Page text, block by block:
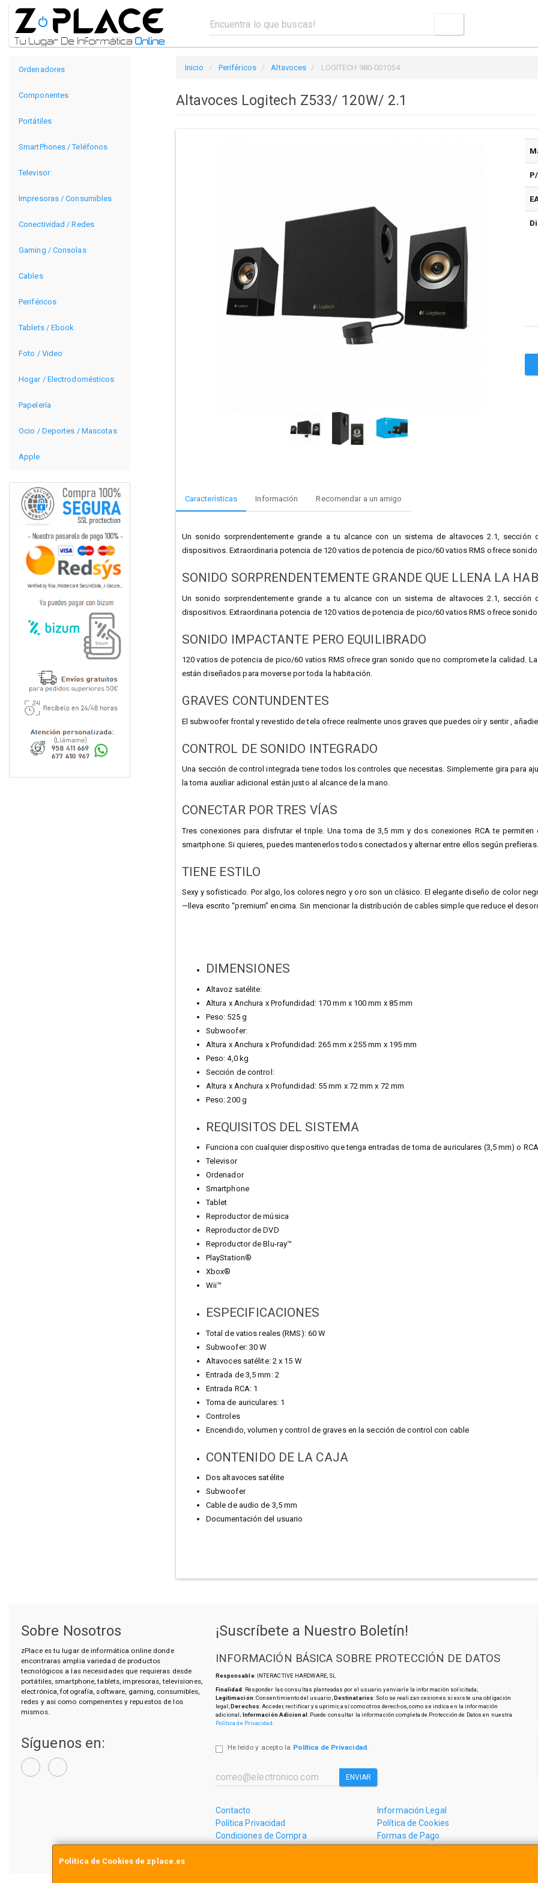
Ordenadores
Componentes
Portátiles
SmartPhones / Teléfonos
Televisor
Impresoras / Consumibles
Conectividad / Redes
Gaming / Consolas
Cables
Periféricos
Tablets / Ebook
Foto / Video
Hogar / Electrodomésticos
Papelería
Ocio / Deportes / Mascotas
Apple
Inicio Periféricos Altavoces LOGITECH 980-001054
Altavoces Logitech Z533/ 120W/ 2.1
Características Información Recomendar a un amigo
Un sonido sorprendentemente grande a tu alcance con un sistema de altavoces 2.1,
dispositivos. Extraordinaria potencia de 120 vatios de potencia de pico/60 vatios RMS ofrece
SONIDO SORPRENDENTEMENTE GRANDE QUE LLENA LA
Un sonido sorprendentemente grande a tu alcance con un sistema de altavoces 2.1,
dispositivos. Extraordinaria potencia de 120 vatios de potencia de pico/60 vatios RMS ofrece
SONIDO IMPACTANTE PERO EQUILIBRADO
120 vatios de potencia de pico/60 vatios RMS ofrece gran sonido que no compromete la calidad.
están diseñados para moverse por toda la habitación.
GRAVES CONTUNDENTES
El subwoofer frontal y revestido de tela ofrece realmente unos graves que puedes oír y sentir ,
CONTROL DE SONIDO INTEGRADO
Una sección de control integrada tiene todos los controles que necesitas. Simplemente gira para
la toma auxiliar adicional están justo al alcance de la mano.
CONECTAR POR TRES VÍAS
Tres conexiones para disfrutar el triple. Una toma de 3,5 mm y dos conexiones RCA te
smartphone. Si quieres, puedes mantenerlos todos conectados y alternar entre ellos según prefieras.
TIENE ESTILO
Sexy y sofisticado. Por algo, los colores negro y oro son un clásico. El elegante diseño de color
—lleva escrito “premium” encima. Sin mencionar la distribución de cables simple que reduce el
DIMENSIONES
Altavoz satélite:
Altura x Anchura x Profundidad: 170 mm x 100 mm x 85 mm
Peso: 525 g
Subwoofer:
Altura x Anchura x Profundidad: 265 mm x 255 mm x 195 mm
Peso: 4,0 kg
Sección de control:
Altura x Anchura x Profundidad: 55 mm x 72 mm x 72 mm
Peso: 200 g
REQUISITOS DEL SISTEMA
Funciona con cualquier dispositivo que tenga entradas de toma de auriculares (3,5 mm) o RCA
Televisor
Ordenador
Smartphone
Tablet
Reproductor de música
Reproductor de DVD
Reproductor de Blu-ray™
PlayStation®
Xbox®
Wii™
ESPECIFICACIONES
Total de vatios reales (RMS): 60 W
Subwoofer: 30 W
Altavoces satélite: 2 x 15 W
Entrada de 3,5 mm: 2
Entrada RCA: 1
Toma de auriculares: 1
Controles
Encendido, volumen y control de graves en la sección de control con cable
CONTENIDO DE LA CAJA
Dos altavoces satélite
Subwoofer
Cable de audio de 3,5 mm
Documentación del usuario
Política de Cookies de zplace.es
Sobre Nosotros
zPlace es tu lugar de informática online donde
encontraras amplia variedad de productos
tecnológicos a las necesidades que requieras desde
portátiles, smartphone, tablets, impresoras, televisiones,
electrónica, fotografía, software, gaming, consumibles,
redes y asi como compenentes y repuestos de los
mismos.
Síguenos en:
¡Suscríbete a Nuestro Boletín!
INFORMACIÓN BÁSICA SOBRE PROTECCIÓN DE DATOS
Responsable: INTERACTIVE HARDWARE, SL
Finalidad: Responder las consultas planteadas por el usuario y enviarle la información solicitada;
Legitimación: Consentimiento del usuario;Destinatarios: Solo se realizan cesiones si existe una obligación
legal;Derechos: Acceder, rectificar y suprimir, así como otros derechos, como se indica en la información
adicional; Información Adicional: Puede consultar la información completa de Protección de Datos en nuestra
Política de Privacidad.
He leído y acepto la Política de Privacidad.
ENVIAR
Contacto
Información Legal
Política Privacidad
Política de Cookies
Condiciones de Compra
Formas de Pago
¿Quienes Somos?